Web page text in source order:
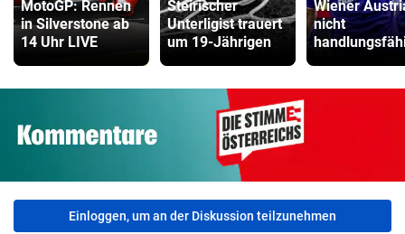
MotoGP: Rennen
in Silverstone ab
14 Uhr LIVE
Steirischer
Unterligist trauert
um 19-Jährigen
Wiener
nicht
Einloggen, um an der Diskussion teilzunehmen